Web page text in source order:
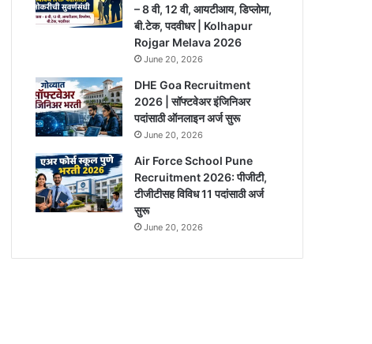
– 8 वी, 12 वी, आयटीआय, डिप्लोमा,
बी.टेक, पदवीधर | Kolhapur
Rojgar Melava 2026
June 20, 2026
DHE Goa Recruitment
2026 | सॉफ्टवेअर इंजिनिअर
पदांसाठी ऑनलाइन अर्ज सुरू
June 20, 2026
Air Force School Pune
Recruitment 2026: पीजीटी,
टीजीटीसह विविध 11 पदांसाठी अर्ज
सुरू
June 20, 2026